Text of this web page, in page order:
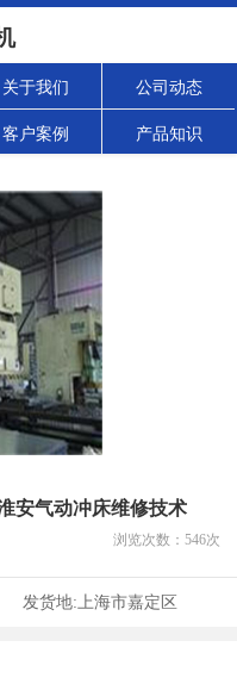
关于我们 公司动态
客户案例 产品知识
安气动冲床维修技术
浏览次数： 546次
发货地: 上海市嘉定区